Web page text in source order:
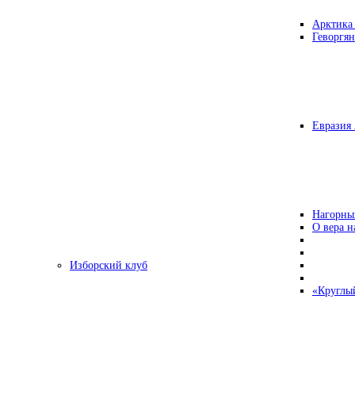
Евразия
О вера
Изборский клуб